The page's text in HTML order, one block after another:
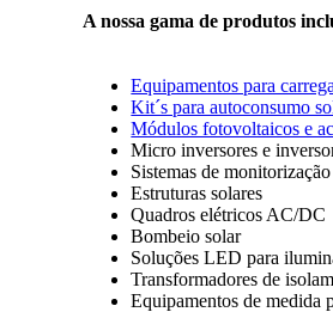
A nossa gama de produtos
Equipamentos para
Kit´s para autoconsumo
Módulos fotovoltaicos e
Micro inversores e
Sistemas de monitorização
Estruturas solares
Quadros elétricos AC/DC
Bombeio solar
Soluções LED para
Transformadores de
Equipamentos de medida